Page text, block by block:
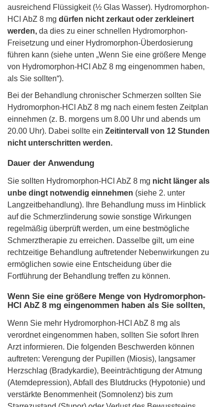
ausreichend Flüssigkeit (½ Glas Wasser). Hydromorphon-
HCl AbZ 8 mg dürfen nicht zerkaut oder zerkleinert
werden, da dies zu einer schnellen Hydromorphon-
Freisetzung und einer Hydromorphon-Überdosierung
führen kann (siehe unten „Wenn Sie eine größere Menge
von Hydromorphon-HCl AbZ 8 mg eingenommen haben,
als Sie sollten“).
Bei der Behandlung chronischer Schmerzen sollten Sie
Hydromorphon-HCl AbZ 8 mg nach einem festen Zeitplan
einnehmen (z. B. morgens um 8.00 Uhr und abends um
20.00 Uhr). Dabei sollte ein Zeitintervall von 12 Stunden
nicht unterschritten werden.
Dauer der Anwendung
Sie sollten Hydromorphon-HCl AbZ 8 mg nicht länger als
unbe dingt notwendig einnehmen (siehe 2. unter
Langzeitbehandlung). Ihre Behandlung muss im Hinblick
auf die Schmerzlinderung sowie sonstige Wirkungen
regelmäßig überprüft werden, um eine bestmögliche
Schmerztherapie zu erreichen. Dasselbe gilt, um eine
rechtzeitige Behandlung auftretender Nebenwirkungen zu
ermöglichen sowie eine Entscheidung über die
Fortführung der Behandlung treffen zu können.
Wenn Sie eine größere Menge von Hydromorphon-
HCl AbZ 8 mg eingenommen haben als Sie sollten,
Wenn Sie mehr Hydromorphon-HCl AbZ 8 mg als
verordnet eingenommen haben, sollten Sie sofort Ihren
Arzt informieren. Die folgenden Beschwerden können
auftreten: Verengung der Pupillen (Miosis), langsamer
Herzschlag (Bradykardie), Beeinträchtigung der Atmung
(Atemdepression), Abfall des Blutdrucks (Hypotonie) und
verstärkte Benommenheit (Somnolenz) bis zum